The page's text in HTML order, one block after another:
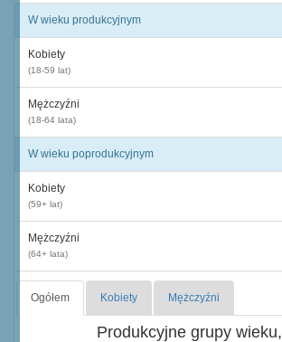
W wieku produkcyjnym
Kobiety
(18-59 lat)
Mężczyźni
(18-64 lata)
W wieku poprodukcyjnym
Kobiety
(59+ lat)
Mężczyźni
(64+ lata)
Ogółem Kobiety Mężczyźni
Produkcyjne grupy